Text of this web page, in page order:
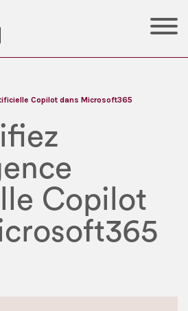
Copilot dans Microsoft365
Copilot